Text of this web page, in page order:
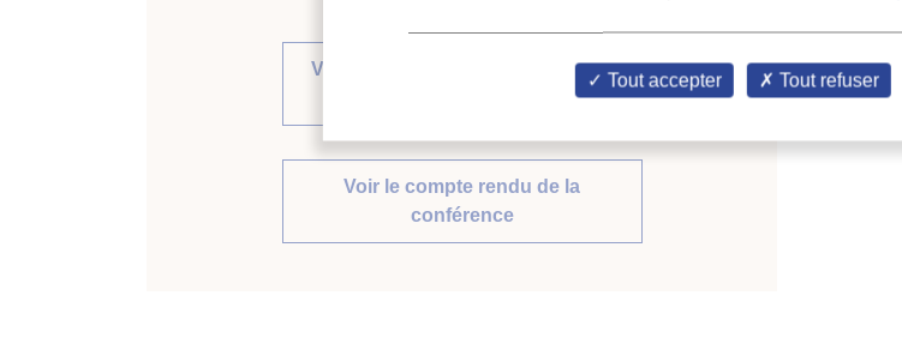
Voir d'autres communications du
Voir le compte rendu de la
conférence
Tout accepter Tout refuser